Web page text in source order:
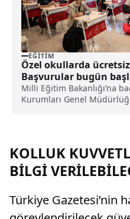
EĞITIM
Özel okullarda
Başvurular bugün
Milli Eğitim Bakanlığı’na
Kurumları Genel
KOLLUK
BİLGİ
Türkiye Gazetesi’nin